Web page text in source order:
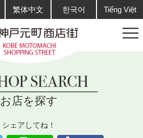
繁体中文 한국어 Tiếng Việt
お店を探す
シェアしてね！